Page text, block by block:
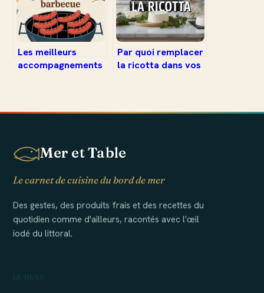
Les meilleurs
accompagnements
conseils pratiques
Par quoi remplacer
la ricotta dans vos
Mer et Table
Le carnet de cuisine du bord de mer
Des gestes, des produits frais et des recettes du
quotidien comme d'ailleurs, racontés avec l'œil
iodé du littoral.